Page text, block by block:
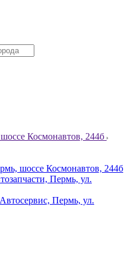
Космонавтов, 244б
шоссе Космонавтов, 244б
Пермь, ул.
Автосервис, Пермь, ул.